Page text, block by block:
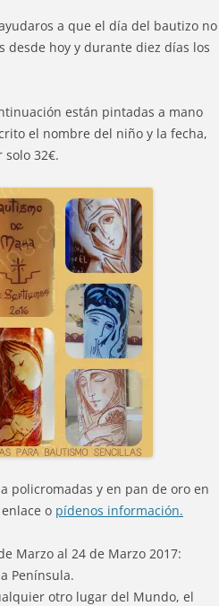
a que el día del bautizo no
desde hoy y durante diez días los
están pintadas a mano
el nombre del niño y la fecha,
solo 32€.
policromadas y en pan de oro en
o pídenos información.
Marzo al 24 de Marzo 2017:
Península.
otro lugar del Mundo, el